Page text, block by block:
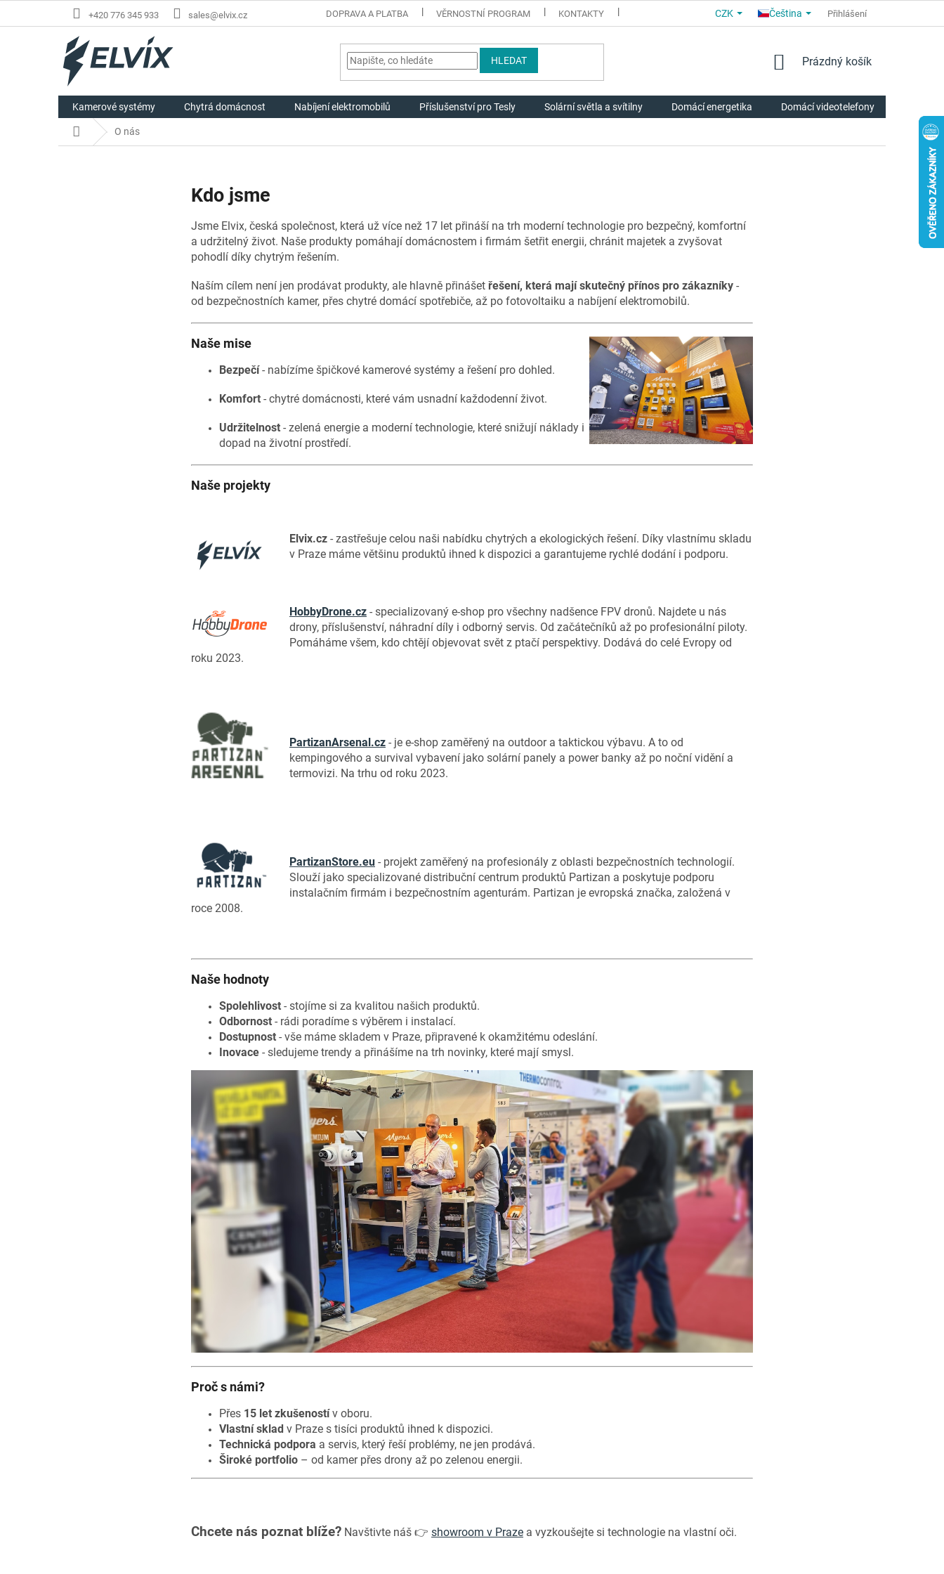
+420 776 345 933 sales@elvix.cz DOPRAVA A PLATBA VĚRNOSTNÍ PROGRAM KONTAKTY OBCHODNÍ PODMÍNKY PRO PARTNERY O NÁS
CZK Čeština Přihlášení
HLEDAT
NÁKUPNÍ
Prázdný košík
Kamerové systémy Chytrá domácnost Nabíjení elektromobilů Příslušenství pro Tesly Solární světla a svítilny Domácí energetika Domácí videotelefony
Domů O nás
Kdo jsme
Jsme Elvix, česká společnost, která už více než 17 let přináší na trh moderní technologie pro bezpečný, komfortní
a udržitelný život. Naše produkty pomáhají domácnostem i firmám šetřit energii, chránit majetek a zvyšovat
pohodlí díky chytrým řešením.
Naším cílem není jen prodávat produkty, ale hlavně přinášet řešení, která mají skutečný přínos pro zákazníky -
od bezpečnostních kamer, přes chytré domácí spotřebiče, až po fotovoltaiku a nabíjení elektromobilů.
Naše mise
Bezpečí- nabízíme špičkové kamerové systémy a řešení pro dohled.
Komfort - chytré domácnosti, které vám usnadní každodenní život.
Udržitelnost - zelená energie a moderní technologie, které snižují náklady i
dopad na životní prostředí.
Naše projekty
Elvix.cz - zastřešuje celou naši nabídku chytrých a ekologických řešení. Díky vlastnímu skladu
v Praze máme většinu produktů ihned k dispozici a garantujeme rychlé dodání i podporu.
HobbyDrone.cz - specializovaný e-shop pro všechny nadšence FPV dronů. Najdete u nás
drony, příslušenství, náhradní díly i odborný servis. Od začátečníků až po profesionální piloty.
Pomáháme všem, kdo chtějí objevovat svět z ptačí perspektivy. Dodává do celé Evropy od
roku 2023.
PartizanArsenal.cz - je e-shop zaměřený na outdoor a taktickou výbavu. A to od
kempingového a survival vybavení jako solární panely a power banky až po noční vidění a
termovizi. Na trhu od roku 2023.
PartizanStore.eu - projekt zaměřený na profesionály z oblasti bezpečnostních technologií.
Slouží jako specializované distribuční centrum produktů Partizan a poskytuje podporu
instalačním firmám i bezpečnostním agenturám. Partizan je evropská značka, založená v
roce 2008.
Naše hodnoty
Spolehlivost - stojíme si za kvalitou našich produktů.
Odbornost - rádi poradíme s výběrem i instalací.
Dostupnost - vše máme skladem v Praze, připravené k okamžitému odeslání.
Inovace - sledujeme trendy a přinášíme na trh novinky, které mají smysl.
Proč s námi?
Přes 15 let zkušenostív oboru.
Vlastní sklad v Praze s tisíci produktů ihned k dispozici.
Technická podpora a servis, který řeší problémy, ne jen prodává.
Široké portfolio – od kamer přes drony až po zelenou energii.
Chcete nás poznat blíže? Navštivte náš 👉 showroom v Praze a vyzkoušejte si technologie na vlastní oči.